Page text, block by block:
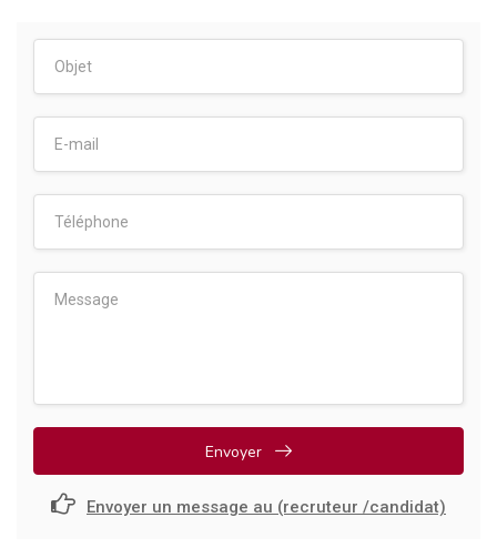
Envoyer
Envoyer un message au (recruteur /candidat)